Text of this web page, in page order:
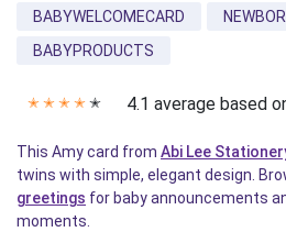
BABYWELCOMECARD
BABYPRODUCTS
✭ ✭ ✭ ✭ ✭ 4.1 average based
This Amy card from Abi Lee
twins with simple, elegant design.
greetings for baby announcements
moments.